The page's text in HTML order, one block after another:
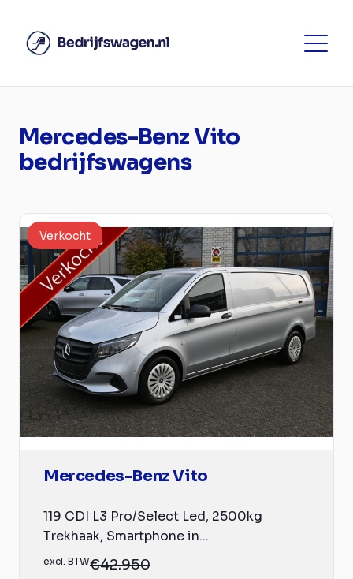
Mercedes-Benz Vito
bedrijfswagens
Verkocht
Mercedes-Benz Vito
119 CDI L3 Pro/Select Led, 2500kg
Trekhaak, Smartphone in...
excl. BTW€42.950